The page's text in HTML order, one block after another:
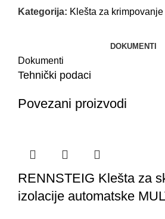
Kategorija: Klešta za krimpovanje
DOKUMENTI
Dokumenti
Tehnički podaci
Povezani proizvodi
RENNSTEIG Klešta za
izolacije automatske